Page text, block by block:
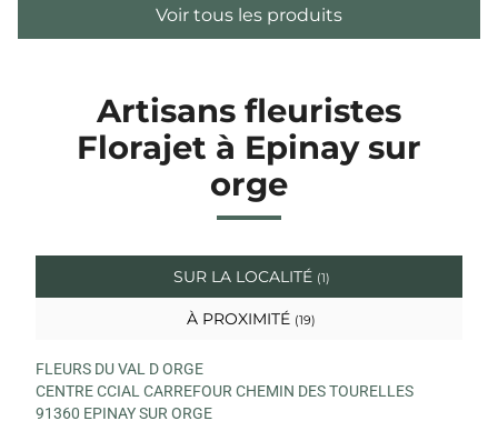
Voir tous les produits
Artisans fleuristes
Florajet à Epinay sur
orge
SUR LA LOCALITÉ (1)
À PROXIMITÉ (19)
FLEURS DU VAL D ORGE
CENTRE CCIAL CARREFOUR CHEMIN DES TOURELLES
91360 EPINAY SUR ORGE